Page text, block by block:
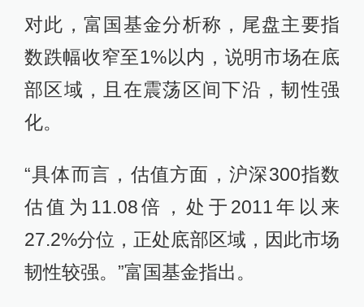
对此，富国基金分析称，尾盘主要指
数跌幅收窄至1%以内，说明市场在底
部区域，且在震荡区间下沿，韧性强
化。
“具体而言，估值方面，沪深300指数
估值为11.08倍，处于2011年以来
27.2%分位，正处底部区域，因此市场
韧性较强。”富国基金指出。